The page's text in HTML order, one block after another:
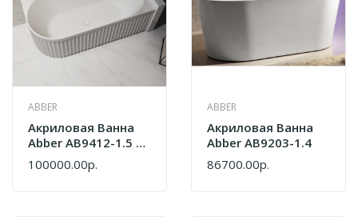
ABBER
Акриловая Ванна
Abber AB9412-1.5 R
Белый
100000.00р.
ABBER
Акриловая Ванна
Abber AB9203-1.4
86700.00р.